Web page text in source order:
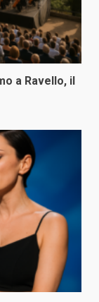
a Ravello, il